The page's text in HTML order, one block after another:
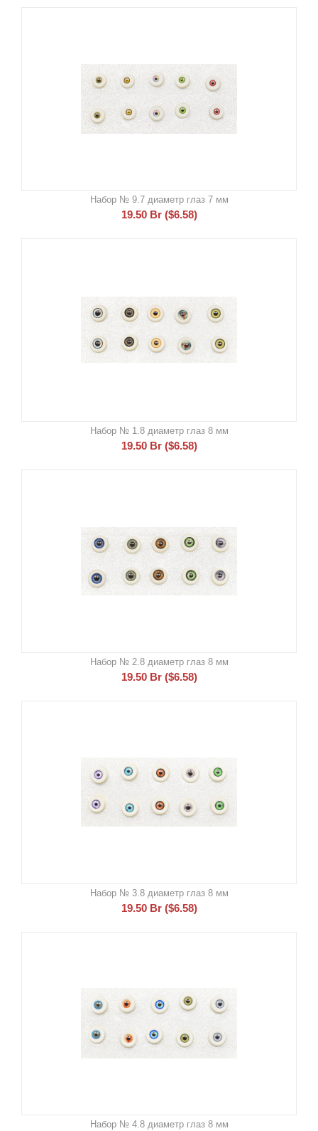
Набор № 9.7 диаметр глаз 7 мм
19.50 Br ($6.58)
Набор № 1.8 диаметр глаз 8 мм
19.50 Br ($6.58)
Набор № 2.8 диаметр глаз 8 мм
19.50 Br ($6.58)
Набор № 3.8 диаметр глаз 8 мм
19.50 Br ($6.58)
Набор № 4.8 диаметр глаз 8 мм